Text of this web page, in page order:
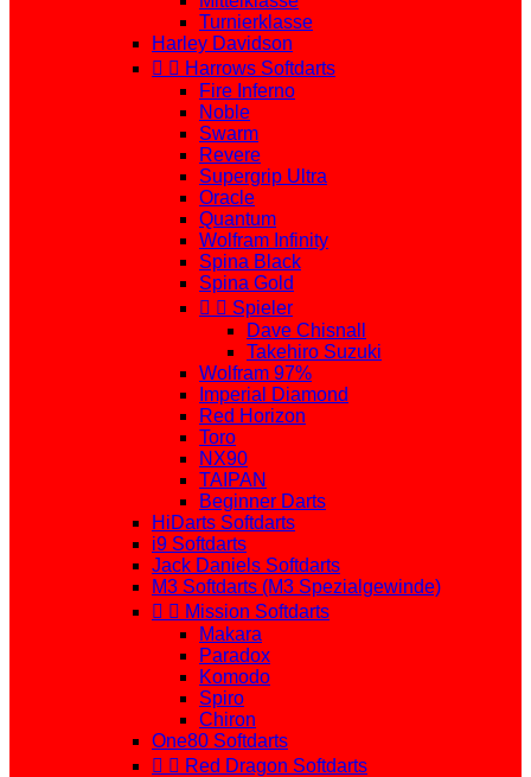
Turnierklasse
Harley Davidson
  Harrows Softdarts
Fire Inferno
Noble
Swarm
Revere
Supergrip Ultra
Oracle
Quantum
Wolfram Infinity
Spina Black
Spina Gold
  Spieler
Dave Chisnall
Takehiro Suzuki
Wolfram 97%
Imperial Diamond
Red Horizon
Toro
NX90
TAIPAN
Beginner Darts
HiDarts Softdarts
i9 Softdarts
Jack Daniels Softdarts
M3 Softdarts (M3 Spezialgewinde)
  Mission Softdarts
Makara
Paradox
Komodo
Spiro
Chiron
One80 Softdarts
  Red Dragon Softdarts